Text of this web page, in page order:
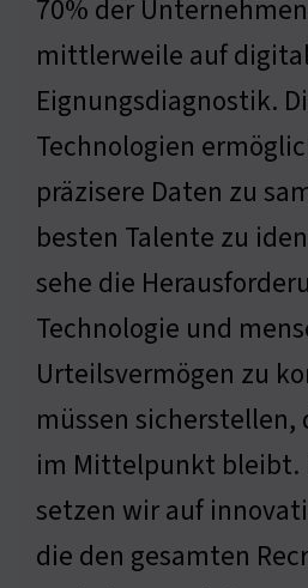
70% der
mittlerweile auf
Eignungsdiagnostik.
Technologien
präzisere Daten zu
besten Talente zu
sehe die
Technologie und
Urteilsvermögen zu
müssen sicherstellen,
im Mittelpunkt bleibt.
setzen wir auf
die den gesamten